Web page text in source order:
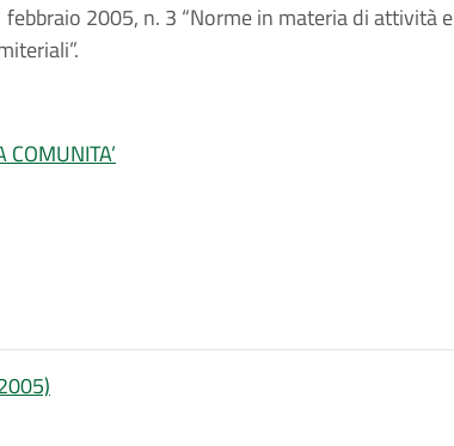
2005, n. 3 “Norme in materia di attività e